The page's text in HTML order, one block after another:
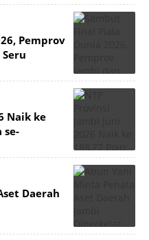
Pemprov
Naik ke
se-
Daerah